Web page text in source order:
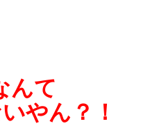
んて
やん？！